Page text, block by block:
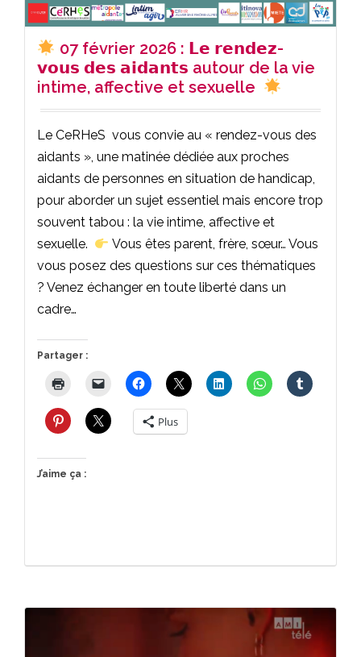
07 février 2026 : 𝗟𝗲 𝗿𝗲𝗻𝗱𝗲𝘇-
𝘃𝗼𝘂𝘀 𝗱𝗲𝘀 𝗮𝗶𝗱𝗮𝗻𝘁𝘀 autour de la vie
intime, affective et sexuelle
Le CeRHeS vous convie au « rendez-vous des
aidants », une matinée dédiée aux proches
aidants de personnes en situation de handicap,
pour aborder un sujet essentiel mais encore trop
souvent tabou : la vie intime, affective et
sexuelle.
Vous êtes parent, frère, sœur… Vous
vous posez des questions sur ces thématiques
? Venez échanger en toute liberté dans un
cadre…
Partager :
Plus
J’aime ça :